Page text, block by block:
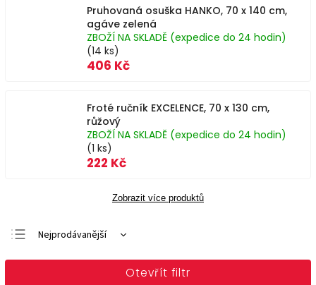
Pruhovaná osuška HANKO, 70 x 140 cm,
agáve zelená
ZBOŽÍ NA SKLADĚ (expedice do 24 hodin)
(14 ks)
406 Kč
Froté ručník EXCELENCE, 70 x 130 cm,
růžový
ZBOŽÍ NA SKLADĚ (expedice do 24 hodin)
(1 ks)
222 Kč
Zobrazit více produktů
Doporučujeme
Nejprodávanější
Otevřít filtr